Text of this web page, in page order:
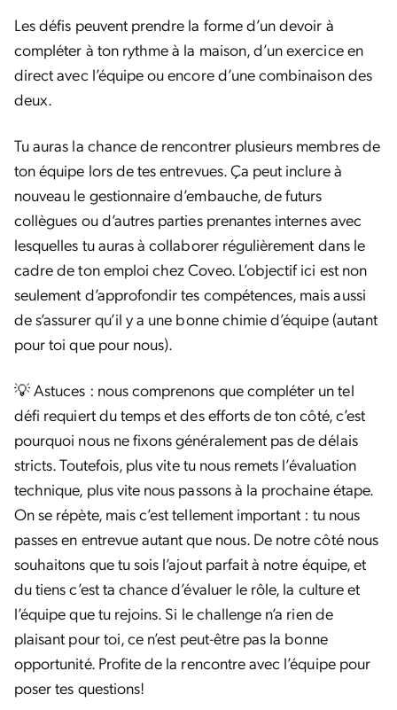
Les défis peuvent prendre la forme d’un devoir à
compléter à ton rythme à la maison, d’un exercice en
direct avec l’équipe ou encore d’une combinaison des
deux.
Tu auras la chance de rencontrer plusieurs membres de
ton équipe lors de tes entrevues. Ça peut inclure à
nouveau le gestionnaire d’embauche, de futurs
collègues ou d’autres parties prenantes internes avec
lesquelles tu auras à collaborer régulièrement dans le
cadre de ton emploi chez Coveo. L’objectif ici est non
seulement d’approfondir tes compétences, mais aussi
de s’assurer qu’il y a une bonne chimie d’équipe (autant
pour toi que pour nous).
💡 Astuces : nous comprenons que compléter un tel
défi requiert du temps et des efforts de ton côté, c’est
pourquoi nous ne fixons généralement pas de délais
stricts. Toutefois, plus vite tu nous remets l’évaluation
technique, plus vite nous passons à la prochaine étape.
On se répète, mais c’est tellement important : tu nous
passes en entrevue autant que nous. De notre côté nous
souhaitons que tu sois l’ajout parfait à notre équipe, et
du tiens c’est ta chance d’évaluer le rôle, la culture et
l’équipe que tu rejoins. Si le challenge n’a rien de
plaisant pour toi, ce n’est peut-être pas la bonne
opportunité. Profite de la rencontre avec l’équipe pour
poser tes questions!